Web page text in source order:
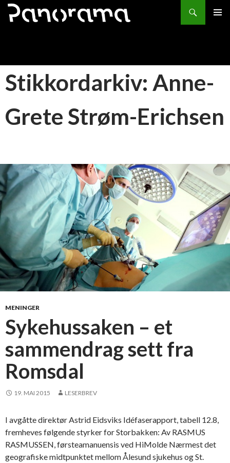
Søk
HOPP
Stikkordarkiv: Anne-
Grete Strøm-Erichsen
MENINGER
Sykehussaken – et
sammendrag sett fra
Romsdal
19. MAI 2015 LESERBREV
I avgåtte direktør Astrid Eidsviks Idéfaserapport, tabell 12.8,
fremheves følgende styrker for Storbakken: Av RASMUS
RASMUSSEN, førsteamanuensis ved HiMolde Nærmest det
geografiske midtpunktet mellom Ålesund sjukehus og St.